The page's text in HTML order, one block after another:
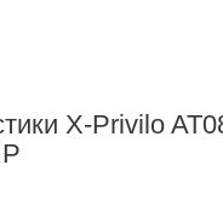
X-Privilo